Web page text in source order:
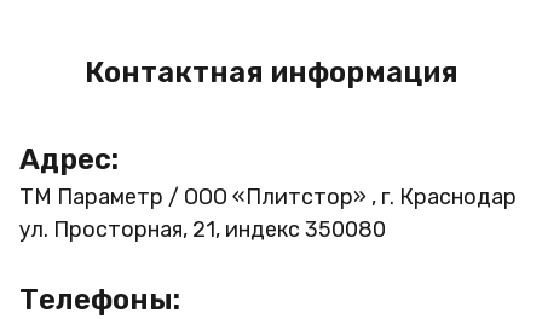
Контактная информация
Адрес:
ТМ Параметр / ООО «Плитстор» , г. Краснодар
ул. Просторная, 21, индекс 350080
Телефоны: